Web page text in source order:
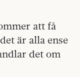
att få
är alla ense
det om